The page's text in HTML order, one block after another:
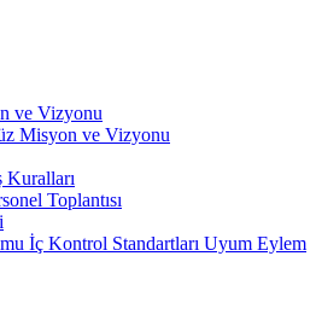
ve Vizyonu
Misyon ve Vizyonu
Kuralları
Toplantısı
İç Kontrol Standartları Uyum Eylem